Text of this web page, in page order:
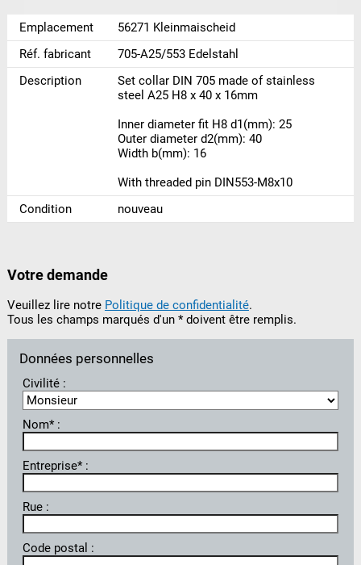
Emplacement
56271 Kleinmaischeid
Réf. fabricant
705-A25/553 Edelstahl
Description
Set collar DIN 705 made of stainless
steel A25 H8 x 40 x 16mm
Inner diameter fit H8 d1(mm): 25
Outer diameter d2(mm): 40
Width b(mm): 16
With threaded pin DIN553-M8x10
Condition
nouveau
Votre demande
Veuillez lire notre Politique de confidentialité.
Tous les champs marqués d'un * doivent être remplis.
Données personnelles
Civilité :
Nom* :
Entreprise* :
Rue :
Code postal :